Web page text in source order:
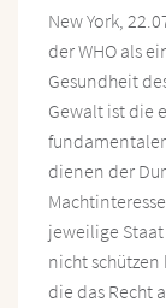
New York,
der WHO als
Gesundheit
Gewalt ist die
dienen der
jeweilige
nicht
die das Recht